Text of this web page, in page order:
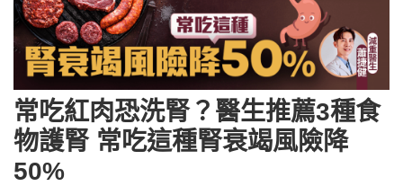
常吃紅肉恐洗腎？醫生推薦3種食
物護腎 常吃這種腎衰竭風險降
50%